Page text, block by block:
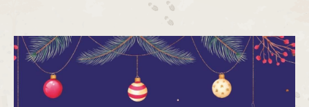
Życzenia
na
Święta
Bożego